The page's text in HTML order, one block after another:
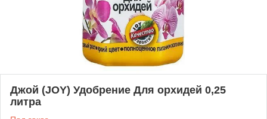
Джой (JOY) Удобрение Для орхидей 0,25
литра